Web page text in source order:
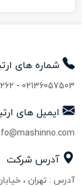
شماره های
02136057503
-
ایمیل های
آدرس شرکت
آدرس : تهران ،